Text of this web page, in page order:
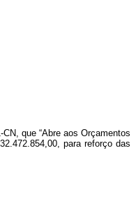
que “Abre aos Orçamentos
para reforço das